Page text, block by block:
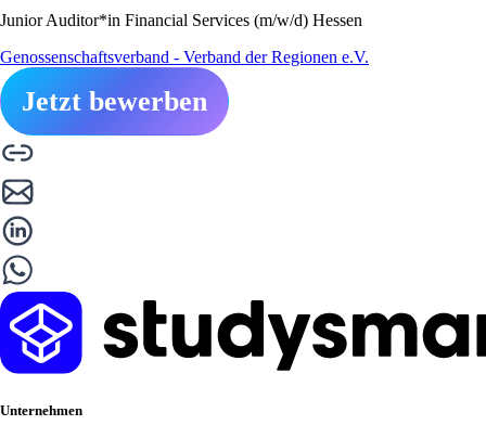
Junior Auditor*in Financial Services (m/w/d) Hessen
Genossenschaftsverband - Verband der Regionen e.V.
Jetzt bewerben
Unternehmen